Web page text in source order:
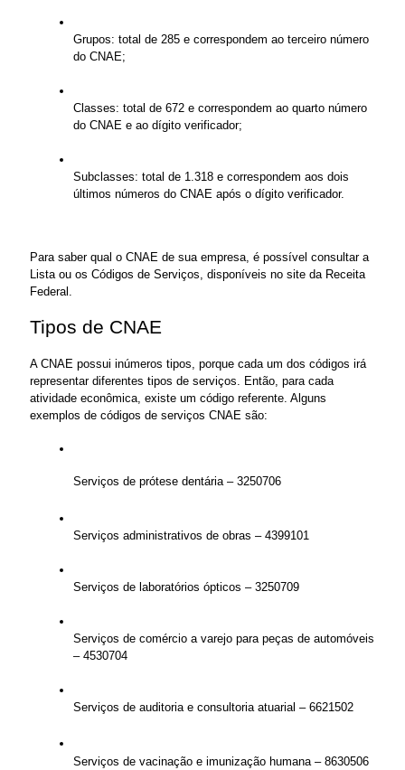
Grupos: total de 285 e correspondem ao terceiro número
do CNAE;
Classes: total de 672 e correspondem ao quarto número
do CNAE e ao dígito verificador;
Subclasses: total de 1.318 e correspondem aos dois
últimos números do CNAE após o dígito verificador.
Para saber qual o CNAE de sua empresa, é possível consultar a
Lista ou os Códigos de Serviços, disponíveis no site da Receita
Federal.
Tipos de CNAE
A CNAE possui inúmeros tipos, porque cada um dos códigos irá
representar diferentes tipos de serviços. Então, para cada
atividade econômica, existe um código referente. Alguns
exemplos de códigos de serviços CNAE são:
Serviços de prótese dentária – 3250706
Serviços administrativos de obras – 4399101
Serviços de laboratórios ópticos – 3250709
Serviços de comércio a varejo para peças de automóveis
– 4530704
Serviços de auditoria e consultoria atuarial – 6621502
Serviços de vacinação e imunização humana – 8630506